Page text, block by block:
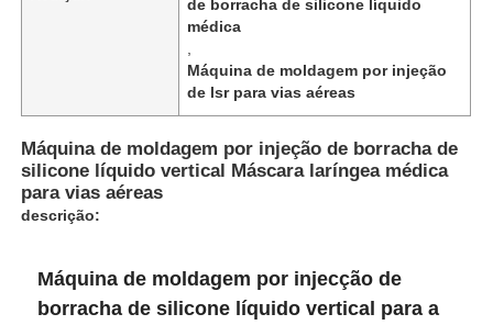
de borracha de silicone líquido
médica
Máquina de moldagem por injeção
de lsr para vias aéreas
Máquina de moldagem por injeção de borracha de
silicone líquido vertical Máscara laríngea médica
para vias aéreas
descrição:
Máquina de moldagem por injecção de
borracha de silicone líquido vertical para a